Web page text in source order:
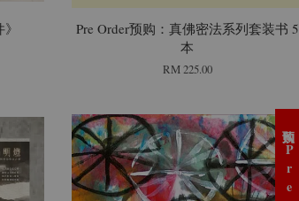
Pre Order预购：真佛密法系列套装书 5
本
RM 225.00